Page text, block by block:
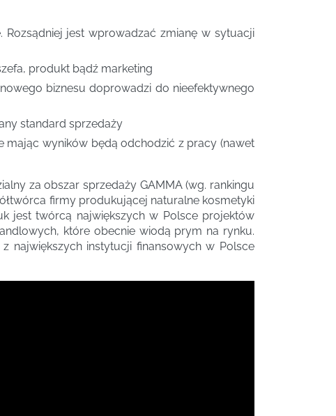
jest wprowadzać zmianę w sytuacji
produkt bądź marketing
biznesu doprowadzi do nieefektywnego
standard sprzedaży
mając wyników będą odchodzić z pracy (nawet
za obszar sprzedaży GAMMA (wg. rankingu
firmy produkującej naturalne kosmetyki
jest twórcą największych w Polsce projektów
które obecnie wiodą prym na rynku.
największych instytucji finansowych w Polsce